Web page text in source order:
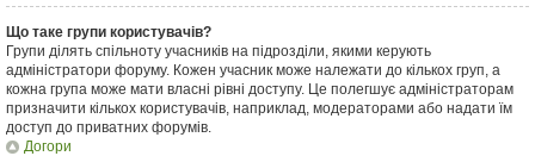
Що таке групи користувачів?
Групи ділять спільноту учасників на підрозділи, якими керують
адміністратори форуму. Кожен учасник може належати до кількох груп, а
кожна група може мати власні рівні доступу. Це полегшує адміністраторам
призначити кількох користувачів, наприклад, модераторами або надати їм
доступ до приватних форумів.
Догори